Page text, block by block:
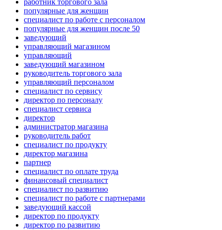
работник торгового зала
популярные для женщин
специалист по работе с персоналом
популярные для женщин после 50
заведующий
управляющий магазином
управляющий
заведующий магазином
руководитель торгового зала
управляющий персоналом
специалист по сервису
директор по персоналу
специалист сервиса
директор
администратор магазина
руководитель работ
специалист по продукту
директор магазина
партнер
специалист по оплате труда
финансовый специалист
специалист по развитию
специалист по работе с партнерами
заведующий кассой
директор по продукту
директор по развитию